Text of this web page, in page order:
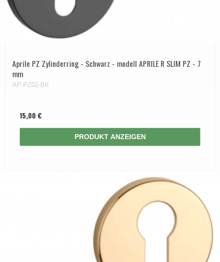
Aprile PZ Zylinderring - Schwarz - modell APRILE R SLIM PZ - 7
mm
AP-PZ02-BK
15,00 €
PRODUKT ANZEIGEN